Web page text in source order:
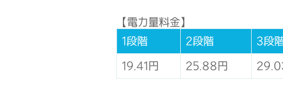
【電力量料金】
1段階
2段階 3段
19.41円 25.88円